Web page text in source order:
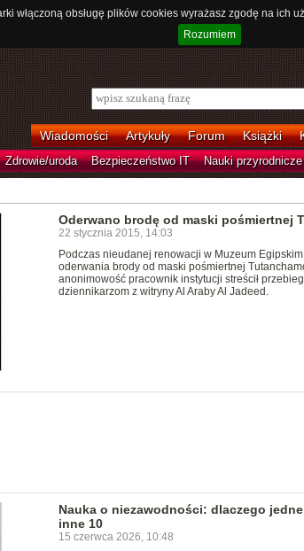
włączoną obsługę plików cookies wyrażasz zgodę na
Rozumiem
Wiadomości Artykuły Forum Książki
Zdrowie/uroda Bezpieczeństwo IT Nauki przyrodnicze
Oderwano brodę od maski pośmiertnej
22 stycznia 2015, 14:03
Podczas nieudanej renowacji w Muzeum
oderwania brody od maski pośmiertnej
anonimowość pracownik instytucji streścił
dziennikarzom z witryny Al Araby Al Jadeed.
Nauka o niezawodności: dlaczego
inne 10
15 czerwca 2026, 10:48